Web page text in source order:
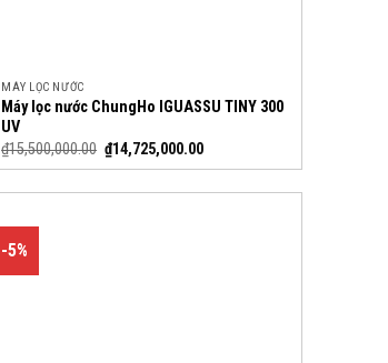
MÁY LỌC NƯỚC
Máy lọc nước ChungHo IGUASSU TINY 300
UV
₫15,500,000.00 ₫14,725,000.00
-5%